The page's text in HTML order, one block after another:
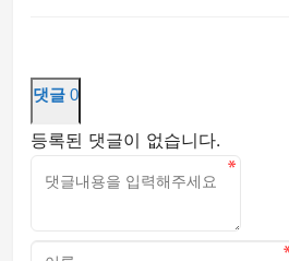
댓글 0
등록된 댓글이 없습니다.